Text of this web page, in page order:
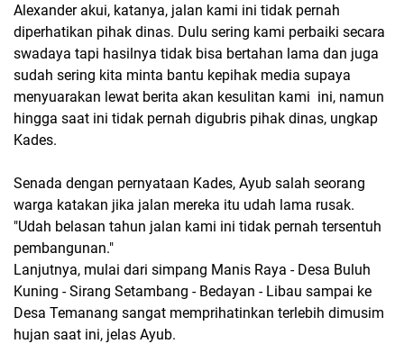
Alexander akui, katanya, jalan kami ini tidak pernah
diperhatikan pihak dinas. Dulu sering kami perbaiki secara
swadaya tapi hasilnya tidak bisa bertahan lama dan juga
sudah sering kita minta bantu kepihak media supaya
menyuarakan lewat berita akan kesulitan kami ini, namun
hingga saat ini tidak pernah digubris pihak dinas, ungkap
Kades.
Senada dengan pernyataan Kades, Ayub salah seorang
warga katakan jika jalan mereka itu udah lama rusak.
"Udah belasan tahun jalan kami ini tidak pernah tersentuh
pembangunan."
Lanjutnya, mulai dari simpang Manis Raya - Desa Buluh
Kuning - Sirang Setambang - Bedayan - Libau sampai ke
Desa Temanang sangat memprihatinkan terlebih dimusim
hujan saat ini, jelas Ayub.